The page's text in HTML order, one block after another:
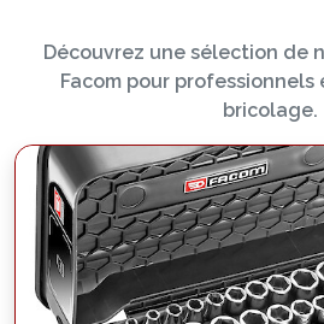
Découvrez une sélection de
Facom pour professionnels
bricolage.